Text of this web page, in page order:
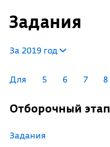
Задания
За 2019 год
Для 5 6 7 8
Отборочный этап
Задания